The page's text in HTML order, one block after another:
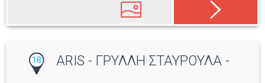
18
ARIS - ΓΡΥΛΛΗ ΣΤΑΥΡΟΥΛΑ -